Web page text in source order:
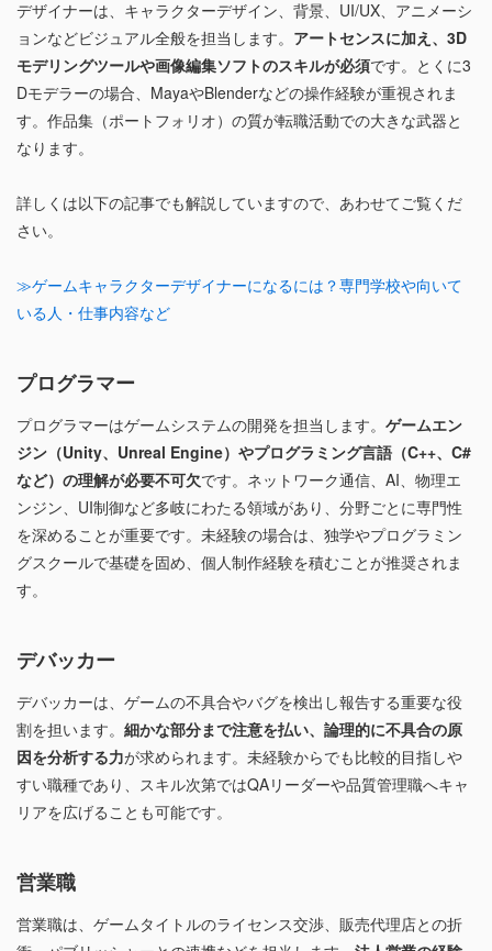
デザイナーは、キャラクターデザイン、背景、UI/UX、アニメーシ
ョンなどビジュアル全般を担当します。 アートセンスに加え、3D
モデリングツールや画像編集ソフトのスキルが必須です。とくに3
Dモデラーの場合、MayaやBlenderなどの操作経験が重視されま
す。作品集（ポートフォリオ）の質が転職活動での大きな武器と
なります。
詳しくは以下の記事でも解説していますので、あわせてご覧くだ
さい。
≫ゲームキャラクターデザイナーになるには？専門学校や向いて
いる人・仕事内容など
プログラマー
プログラマーはゲームシステムの開発を担当します。 ゲームエン
ジン（Unity、Unreal Engine）やプログラミング言語（C++、C#
など）の理解が必要不可欠です。ネットワーク通信、AI、物理エ
ンジン、UI制御など多岐にわたる領域があり、分野ごとに専門性
を深めることが重要です。未経験の場合は、独学やプログラミン
グスクールで基礎を固め、個人制作経験を積むことが推奨されま
す。
デバッカー
デバッカーは、ゲームの不具合やバグを検出し報告する重要な役
割を担います。 細かな部分まで注意を払い、論理的に不具合の原
因を分析する力が求められます。未経験からでも比較的目指しや
すい職種であり、スキル次第ではQAリーダーや品質管理職へキャ
リアを広げることも可能です。
営業職
営業職は、ゲームタイトルのライセンス交渉、販売代理店との折